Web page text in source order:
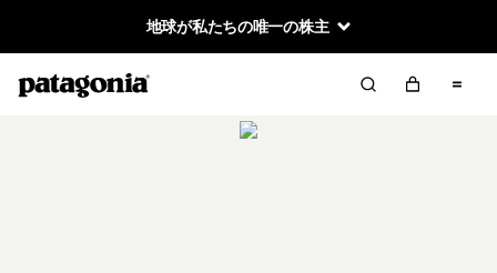
地球が私たちの唯一の株主